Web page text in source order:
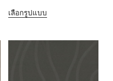
เลือกรูปแบบ